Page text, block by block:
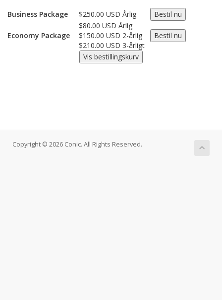
Business Package $250.00 USD Årlig
Economy Package
$80.00 USD Årlig
$150.00 USD 2-årlig
$210.00 USD 3-årligt
Copyright © 2026 Conic. All Rights Reserved.